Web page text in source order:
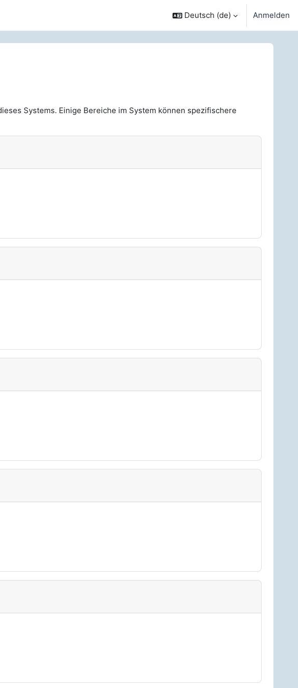
Deutsch ‎(de)‎ Anmelden
Systems. Einige Bereiche im System können spezifischere